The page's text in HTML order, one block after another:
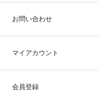
お問い合わせ
マイアカウント
会員登録